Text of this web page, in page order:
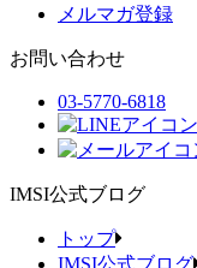
メルマガ登録
お問い合わせ
03-5770-6818
IMSI公式ブログ
トップ
IMSI公式ブログ